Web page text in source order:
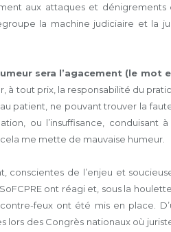
aux attaques et dénigrements
la machine judiciaire et la
sera l’agacement (le mot
à tout prix, la responsabilité du
patient, ne pouvant trouver la
ou l’insuffisance,
me mette de mauvaise humeur.
conscientes de l’enjeu et
ont réagi et, sous la
feux ont été mis en place.
lors des Congrès nationaux où